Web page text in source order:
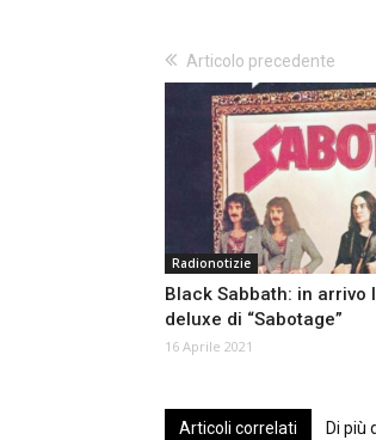
Articolo precedente
Radionotizie
Black Sabbath: in arrivo
deluxe di “Sabotage”
16 Aprile 2021
Articoli correlati Di più